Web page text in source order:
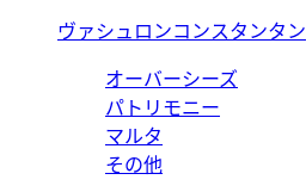
ヴァシュロンコンスタンタン
オーバーシーズ
パトリモニー
マルタ
その他